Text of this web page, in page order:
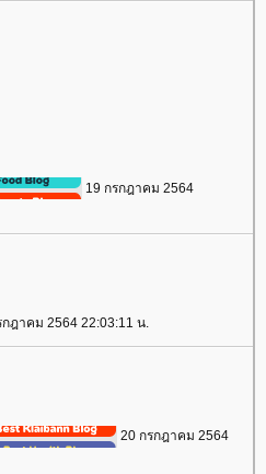
19 กรกฎาคม 2564
กฎาคม 2564 22:03:11 น.
20 กรกฎาคม 2564